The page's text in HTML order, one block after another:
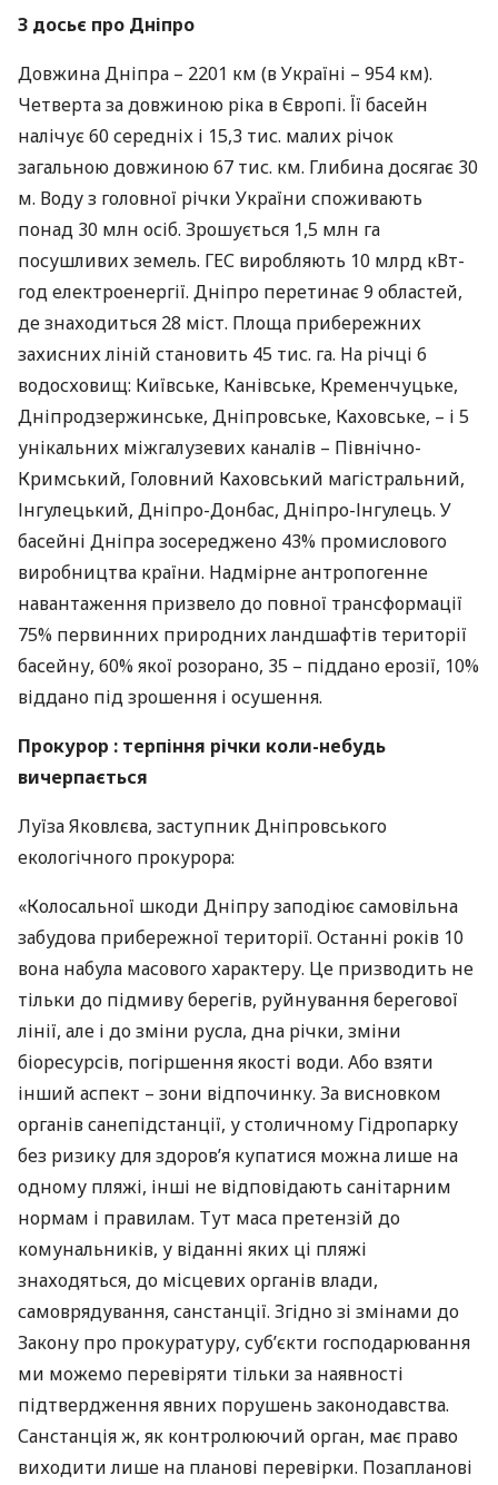
З досьє про Дніпро
Довжина Дніпра – 2201 км (в Україні – 954 км).
Четверта за довжиною ріка в Європі. Її басейн
налічує 60 середніх і 15,3 тис. малих річок
загальною довжиною 67 тис. км. Глибина досягає 30
м. Воду з головної річки України споживають
понад 30 млн осіб. Зрошується 1,5 млн га
посушливих земель. ГЕС виробляють 10 млрд кВт-
год електроенергії. Дніпро перетинає 9 областей,
де знаходиться 28 міст. Площа прибережних
захисних ліній становить 45 тис. га. На річці 6
водосховищ: Київське, Канівське, Кременчуцьке,
Дніпродзержинське, Дніпровське, Каховське, – і 5
унікальних міжгалузевих каналів – Північно-
Кримський, Головний Каховський магістральний,
Інгулецький, Дніпро-Донбас, Дніпро-Інгулець. У
басейні Дніпра зосереджено 43% промислового
виробництва країни. Надмірне антропогенне
навантаження призвело до повної трансформації
75% первинних природних ландшафтів території
басейну, 60% якої розорано, 35 – піддано ерозії, 10%
віддано під зрошення і осушення.
Прокурор : терпіння річки коли-небудь
вичерпається
Луїза Яковлєва, заступник Дніпровського
екологічного прокурора:
«Колосальної шкоди Дніпру заподіює самовільна
забудова прибережної території. Останні років 10
вона набула масового характеру. Це призводить не
тільки до підмиву берегів, руйнування берегової
лінії, але і до зміни русла, дна річки, зміни
біоресурсів, погіршення якості води. Або взяти
інший аспект – зони відпочинку. За висновком
органів санепідстанції, у столичному Гідропарку
без ризику для здоров’я купатися можна лише на
одному пляжі, інші не відповідають санітарним
нормам і правилам. Тут маса претензій до
комунальників, у віданні яких ці ​​пляжі
знаходяться, до місцевих органів влади,
самоврядування, санстанції. Згідно зі змінами до
Закону про прокуратуру, суб’єкти господарювання
ми можемо перевіряти тільки за наявності
підтвердження явних порушень законодавства.
Санстанція ж, як контролюючий орган, має право
виходити лише на планові перевірки. Позапланові